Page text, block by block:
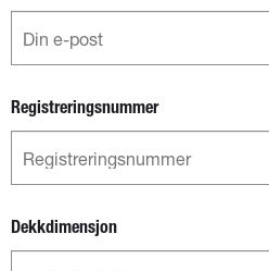
Registreringsnummer
Dekkdimensjon